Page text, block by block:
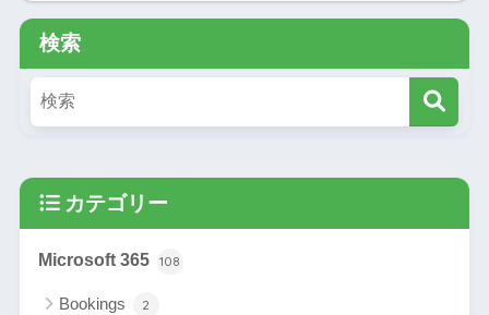
検索
カテゴリー
Microsoft 365 108
Bookings 2